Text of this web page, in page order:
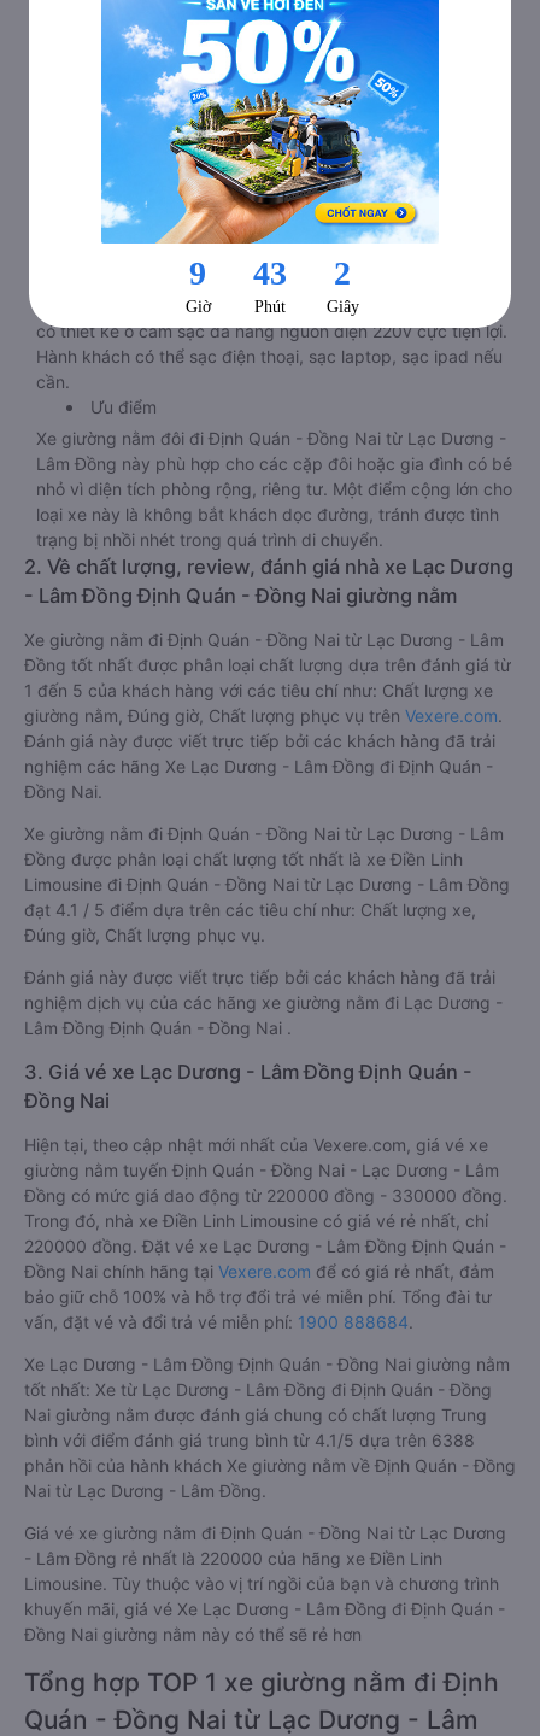
Xe giường nằm Lạc Dương - Lâm Đồng Định Quán - Đồng
Nai phòng đôi limousine là dòng xe có thiết kế tương tự như
dòng xe limousine đi Định Quán - Đồng Nai từ Lạc Dương -
Lâm Đồng giường phòng. Tuy nhiên kích thước giường nằm
được thiết kế rộng hơn, phù hợp với cả khách hàng Việt
Nam lẫn khách nước ngoài. Nhà xe vẫn chú trọng trang bị
các thiết bị hiện đại nhằm đảm bảo cho quý khách hàng có
những trải nghiệm thoải mái nhất trong suốt chuyến đi.
giải trí hấp dẫn. Trong phòng có tai nghe, có đèn đọc sách
nhiều chế độ sáng, wifi tốc độ cao. Tại mỗi giường nằm đều
có thiết kế ổ cắm sạc đa năng nguồn điện 220v cực tiện lợi.
Hành khách có thể sạc điện thoại, sạc laptop, sạc ipad nếu
cần.
Ưu điểm
Xe giường nằm đôi đi Định Quán - Đồng Nai từ Lạc Dương -
Lâm Đồng này phù hợp cho các cặp đôi hoặc gia đình có bé
nhỏ vì diện tích phòng rộng, riêng tư. Một điểm cộng lớn cho
loại xe này là không bắt khách dọc đường, tránh được tình
trạng bị nhồi nhét trong quá trình di chuyển.
2. Về chất lượng, review, đánh giá nhà xe Lạc Dương
- Lâm Đồng Định Quán - Đồng Nai giường nằm
Xe giường nằm đi Định Quán - Đồng Nai từ Lạc Dương - Lâm
Đồng tốt nhất được phân loại chất lượng dựa trên đánh giá từ
1 đến 5 của khách hàng với các tiêu chí như: Chất lượng xe
giường nằm, Đúng giờ, Chất lượng phục vụ trên Vexere.com.
Đánh giá này được viết trực tiếp bởi các khách hàng đã trải
nghiệm các hãng Xe Lạc Dương - Lâm Đồng đi Định Quán -
Đồng Nai.
Xe giường nằm đi Định Quán - Đồng Nai từ Lạc Dương - Lâm
Đồng được phân loại chất lượng tốt nhất là xe Điền Linh
Limousine đi Định Quán - Đồng Nai từ Lạc Dương - Lâm Đồng
đạt 4.1 / 5 điểm dựa trên các tiêu chí như: Chất lượng xe,
Đúng giờ, Chất lượng phục vụ.
Đánh giá này được viết trực tiếp bởi các khách hàng đã trải
nghiệm dịch vụ của các hãng xe giường nằm đi Lạc Dương -
Lâm Đồng Định Quán - Đồng Nai .
3. Giá vé xe Lạc Dương - Lâm Đồng Định Quán -
Đồng Nai
Hiện tại, theo cập nhật mới nhất của Vexere.com, giá vé xe
giường nằm tuyến Định Quán - Đồng Nai - Lạc Dương - Lâm
Đồng có mức giá dao động từ 220000 đồng - 330000 đồng.
Trong đó, nhà xe Điền Linh Limousine có giá vé rẻ nhất, chỉ
220000 đồng. Đặt vé xe Lạc Dương - Lâm Đồng Định Quán -
Đồng Nai chính hãng tại Vexere.com để có giá rẻ nhất, đảm
bảo giữ chỗ 100% và hỗ trợ đổi trả vé miễn phí. Tổng đài tư
vấn, đặt vé và đổi trả vé miễn phí: 1900 888684.
Xe Lạc Dương - Lâm Đồng Định Quán - Đồng Nai giường nằm
tốt nhất: Xe từ Lạc Dương - Lâm Đồng đi Định Quán - Đồng
Nai giường nằm được đánh giá chung có chất lượng Trung
bình với điểm đánh giá trung bình từ 4.1/5 dựa trên 6388
phản hồi của hành khách Xe giường nằm về Định Quán - Đồng
Nai từ Lạc Dương - Lâm Đồng.
Giá vé xe giường nằm đi Định Quán - Đồng Nai từ Lạc Dương
- Lâm Đồng rẻ nhất là 220000 của hãng xe Điền Linh
Limousine. Tùy thuộc vào vị trí ngồi của bạn và chương trình
khuyến mãi, giá vé Xe Lạc Dương - Lâm Đồng đi Định Quán -
Đồng Nai giường nằm này có thể sẽ rẻ hơn
Tổng hợp TOP 1 xe giường nằm đi Định
Quán - Đồng Nai từ Lạc Dương - Lâm